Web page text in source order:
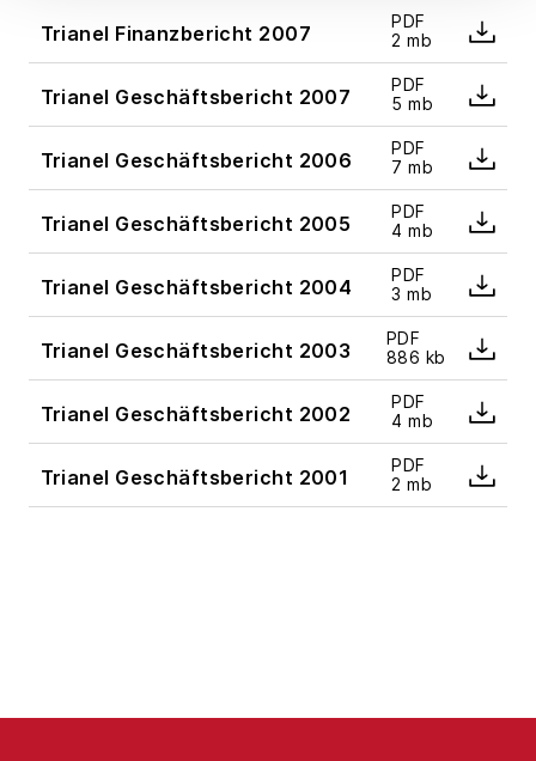
Trianel Finanzbericht 2007
PDF
2 mb
Trianel Geschäftsbericht 2007
PDF
5 mb
Trianel Geschäftsbericht 2006
PDF
7 mb
Trianel Geschäftsbericht 2005
PDF
4 mb
Trianel Geschäftsbericht 2004
PDF
3 mb
Trianel Geschäftsbericht 2003
PDF
886 kb
Trianel Geschäftsbericht 2002
PDF
4 mb
Trianel Geschäftsbericht 2001
PDF
2 mb